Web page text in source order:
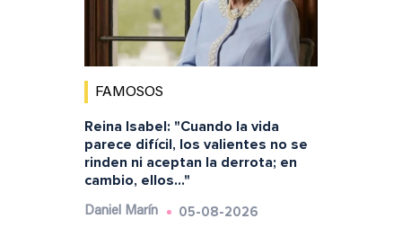
FAMOSOS
Reina Isabel: "Cuando la vida
parece difícil, los valientes no se
rinden ni aceptan la derrota; en
cambio, ellos..."
Daniel Marín 05-08-2026